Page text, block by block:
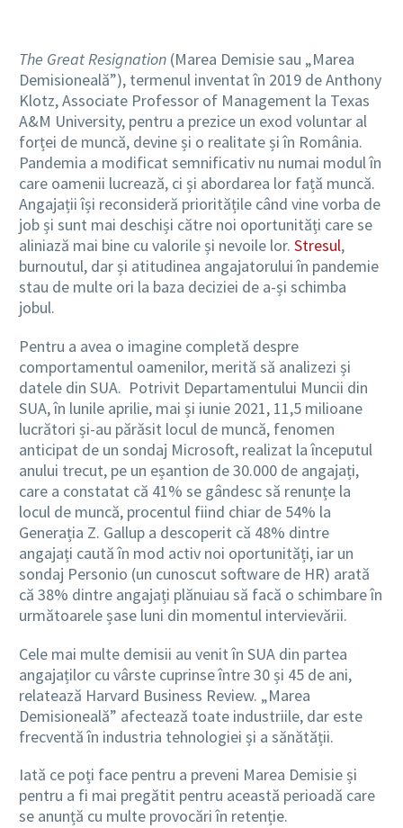
The Great Resignation (Marea Demisie sau „Marea
Demisioneală”), termenul inventat în 2019 de Anthony
Klotz, Associate Professor of Management la Texas
A&M University, pentru a prezice un exod voluntar al
forței de muncă, devine și o realitate și în România.
Pandemia a modificat semnificativ nu numai modul în
care oamenii lucrează, ci și abordarea lor față muncă.
Angajații își reconsideră prioritățile când vine vorba de
job și sunt mai deschiși către noi oportunități care se
aliniază mai bine cu valorile și nevoile lor. Stresul,
burnoutul, dar și atitudinea angajatorului în pandemie
stau de multe ori la baza deciziei de a-și schimba
jobul.
Pentru a avea o imagine completă despre
comportamentul oamenilor, merită să analizezi și
datele din SUA. Potrivit Departamentului Muncii din
SUA, în lunile aprilie, mai și iunie 2021, 11,5 milioane
lucrători și-au părăsit locul de muncă, fenomen
anticipat de un sondaj Microsoft, realizat la începutul
anului trecut, pe un eșantion de 30.000 de angajați,
care a constatat că 41% se gândesc să renunțe la
locul de muncă, procentul fiind chiar de 54% la
Generația Z. Gallup a descoperit că 48% dintre
angajați caută în mod activ noi oportunități, iar un
sondaj Personio (un cunoscut software de HR) arată
că 38% dintre angajați plănuiau să facă o schimbare în
următoarele șase luni din momentul intervievării.
Cele mai multe demisii au venit în SUA din partea
angajaților cu vârste cuprinse între 30 și 45 de ani,
relatează Harvard Business Review. „Marea
Demisioneală” afectează toate industriile, dar este
frecventă în industria tehnologiei și a sănătății.
Iată ce poți face pentru a preveni Marea Demisie și
pentru a fi mai pregătit pentru această perioadă care
se anunță cu multe provocări în retenție.